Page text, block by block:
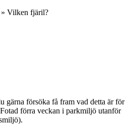
Vilken fjäril?
gärna försöka få fram vad detta är för
förra veckan i parkmiljö utanför